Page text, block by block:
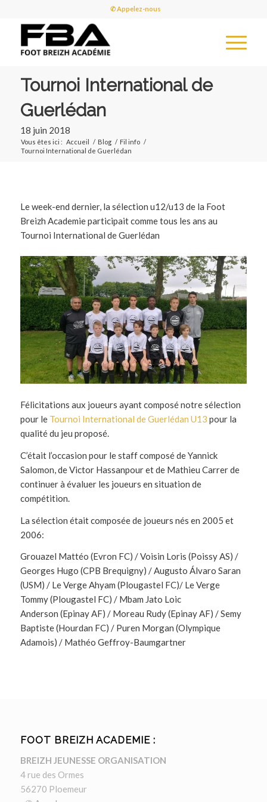
✆ Appelez-nous
Tournoi International de
Guerlédan
18 juin 2018
Vous êtes ici : Accueil / Blog / Fil info /
Tournoi International de Guerlédan
Le week-end dernier, la sélection u12/u13 de la Foot
Breizh Academie participait comme tous les ans au
Tournoi International de Guerlédan
Félicitations aux joueurs ayant composé notre sélection
pour le Tournoi International de Guerlédan U13 pour la
qualité du jeu proposé.
C’était l’occasion pour le staff composé de Yannick
Salomon, de Victor Hassanpour et de Mathieu Carrer de
continuer à évaluer les joueurs en situation de
compétition.
La sélection était composée de joueurs nés en 2005 et
2006:
Grouazel Mattéo (Evron FC) / Voisin Loris (Poissy AS) /
Georges Hugo (CPB Brequigny) / Augusto Álvaro Saran
(USM) / Le Verge Ahyam (Plougastel FC)/ Le Verge
Tommy (Plougastel FC) / Mbam Jato Loic
Anderson (Epinay AF) / Moreau Rudy (Epinay AF) / Semy
Baptiste (Hourdan FC) / Puren Morgan (Olympique
Adamois) / Mathéo Geffroy-Baumgartner
FOOT BREIZH ACADEMIE :
BREIZH JEUNESSE ORGANISATION
4 rue des Ormes
56270 Ploemeur